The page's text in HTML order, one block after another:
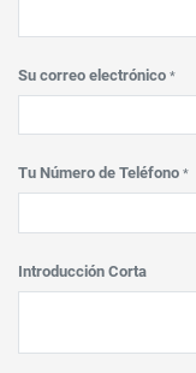
Su correo electrónico *
Tu Número de Teléfono *
Introducción Corta